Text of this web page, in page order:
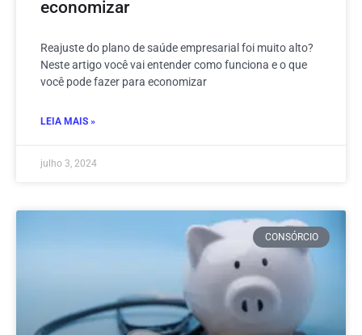
economizar
Reajuste do plano de saúde empresarial foi muito alto?
Neste artigo você vai entender como funciona e o que
você pode fazer para economizar
LEIA MAIS »
julho 3, 2024
CONSÓRCIO